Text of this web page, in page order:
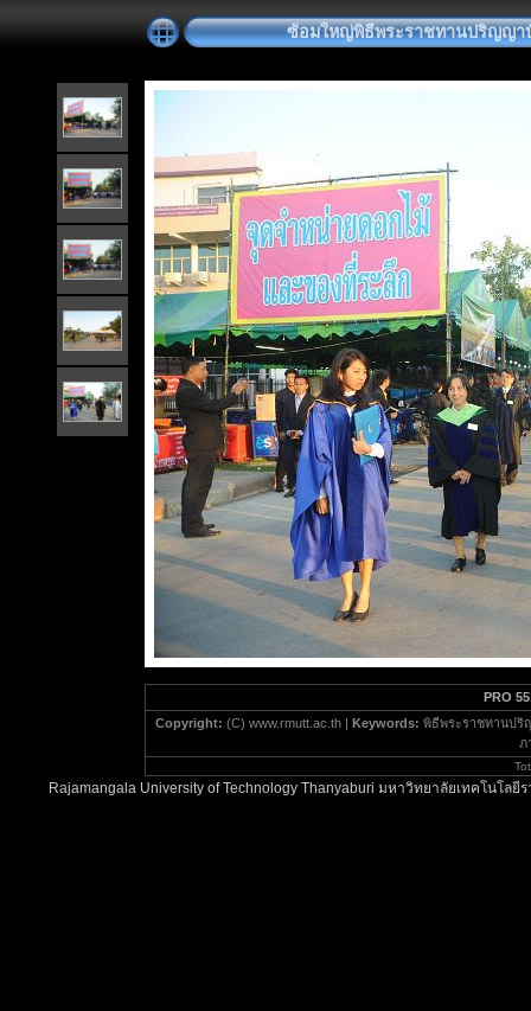
ซ้อมใหญ่พิธีพระราชทานปริญญา
PRO
Copyright: (C) www.rmutt.ac.th | Keywords: พิธีพระราชทานปริ
ภ
Rajamangala University of Technology Thanyaburi มหาวิทยาลัยเทคโนโ